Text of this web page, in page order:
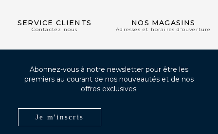
SERVICE CLIENTS
Contactez nous
NOS MAGASINS
Adresses et horaires d’ouverture
Abonnez-vous à notre newsletter pour être les
premiers au courant de nos nouveautés et de nos
offres exclusives.
Je m'inscris